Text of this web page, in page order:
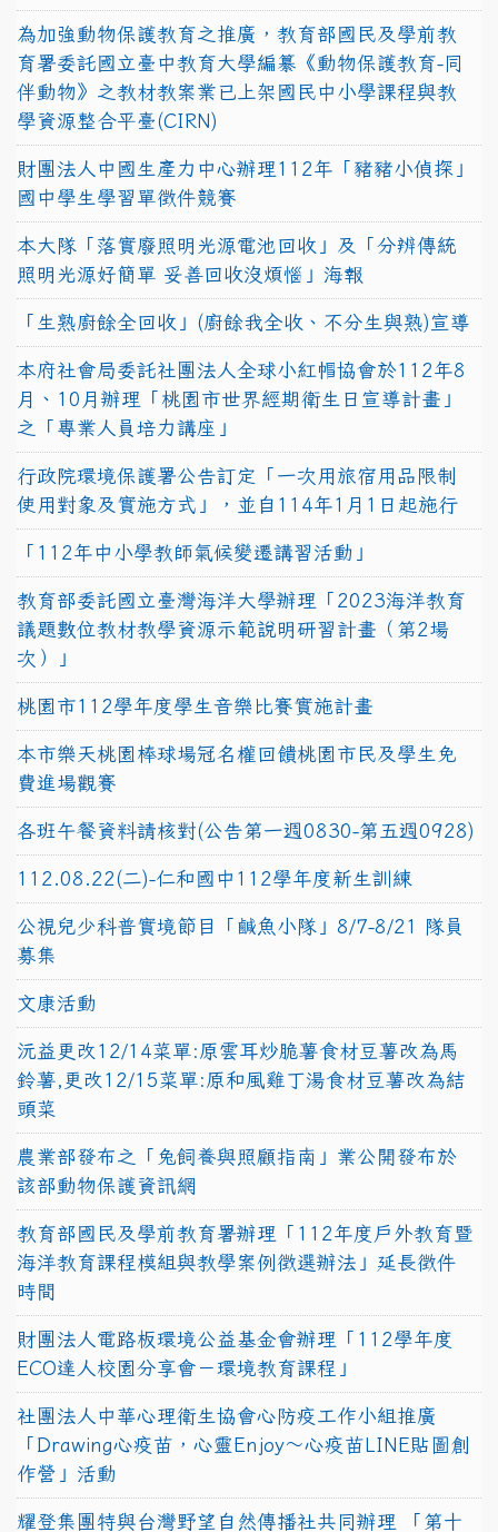
為加強動物保護教育之推廣，教育部國民及學前教
育署委託國立臺中教育大學編纂《動物保護教育-同
伴動物》之教材教案業已上架國民中小學課程與教
學資源整合平臺(CIRN)
財團法人中國生產力中心辦理112年「豬豬小偵探」
國中學生學習單徵件競賽
本大隊「落實廢照明光源電池回收」及「分辨傳統
照明光源好簡單 妥善回收沒煩惱」海報
「生熟廚餘全回收」(廚餘我全收、不分生與熟)宣導
本府社會局委託社團法人全球小紅帽協會於112年8
月、10月辦理「桃園市世界經期衛生日宣導計畫」
之「專業人員培力講座」
行政院環境保護署公告訂定「一次用旅宿用品限制
使用對象及實施方式」，並自114年1月1日起施行
「112年中小學教師氣候變遷講習活動」
教育部委託國立臺灣海洋大學辦理「2023海洋教育
議題數位教材教學資源示範說明研習計畫（第2場
次）」
桃園市112學年度學生音樂比賽實施計畫
本市樂天桃園棒球場冠名權回饋桃園市民及學生免
費進場觀賽
各班午餐資料請核對(公告第一週0830-第五週0928)
112.08.22(二)-仁和國中112學年度新生訓練
公視兒少科普實境節目「鹹魚小隊」8/7-8/21 隊員
募集
文康活動
沅益更改12/14菜單:原雲耳炒脆薯食材豆薯改為馬
鈴薯,更改12/15菜單:原和風雞丁湯食材豆薯改為結
頭菜
農業部發布之「兔飼養與照顧指南」業公開發布於
該部動物保護資訊網
教育部國民及學前教育署辦理「112年度戶外教育暨
海洋教育課程模組與教學案例徵選辦法」延長徵件
時間
財團法人電路板環境公益基金會辦理「112學年度
ECO達人校園分享會－環境教育課程」
社團法人中華心理衛生協會心防疫工作小組推廣
「Drawing心疫苗，心靈Enjoy〜心疫苗LINE貼圖創
作營」活動
耀登集團特與台灣野望自然傳播社共同辦理 「第十